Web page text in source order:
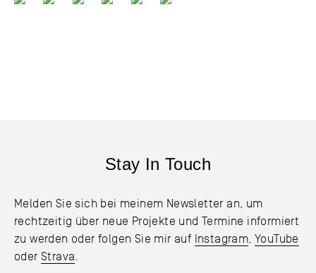
Stay In Touch
Melden Sie sich bei meinem Newsletter an, um
rechtzeitig über neue Projekte und Termine informiert
zu werden oder folgen Sie mir auf Instagram ,YouTube
oder Strava